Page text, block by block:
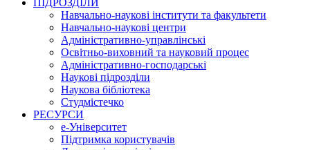
Навчально-наукові інститути та факультети
Навчально-наукові центри
Адміністративно-управлінські
Освітньо-виховний та науковий процес
Адміністративно-господарські
Наукові підрозділи
Наукова бібліотека
Студмістечко
РЕСУРСИ
е-Університет
Підтримка користувачів